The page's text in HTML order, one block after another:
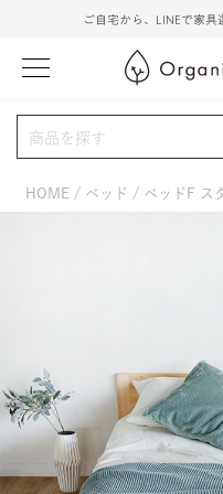
ご自宅から、LINEで家
HOME ベッド ベッドF ス